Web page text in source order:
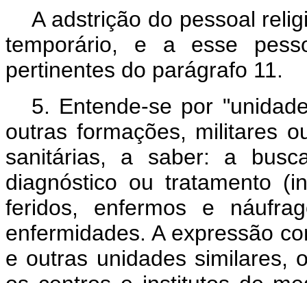
A adstrição do pessoal
temporário, e a esse
pertinentes do parágrafo 11.
5. Entende-se por
outras formações, militares
sanitárias, a saber: a
diagnóstico ou tratamento
feridos, enfermos e
enfermidades. A expressão
e outras unidades similares,